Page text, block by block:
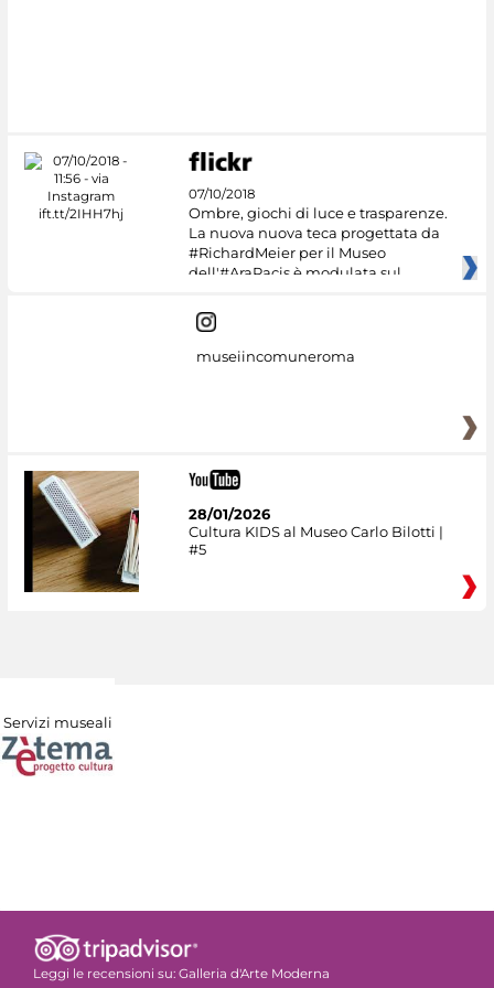
07/10/2018
Ombre, giochi di luce e trasparenze.
La nuova nuova teca progettata da
#RichardMeier per il Museo
dell'#AraPacis è modulata sul
museiincomuneroma
28/01/2026
Cultura KIDS al Museo Carlo Bilotti |
#5
Servizi museali
Leggi le recensioni su: Galleria d'Arte Moderna